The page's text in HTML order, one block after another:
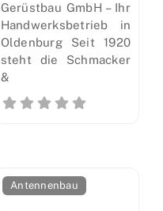
Gerüstbau GmbH – Ihr
Handwerksbetrieb in
Oldenburg Seit 1920
steht die Schmacker
&
Antennenbau